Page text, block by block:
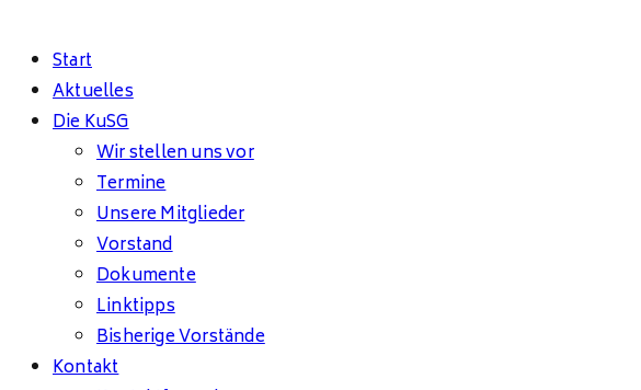
Start
Aktuelles
Die KuSG
Wir stellen uns vor
Termine
Unsere Mitglieder
Vorstand
Dokumente
Linktipps
Bisherige Vorstände
Kontakt